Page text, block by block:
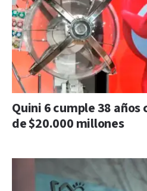
Quini 6 cumple 38 años
de $20.000 millones